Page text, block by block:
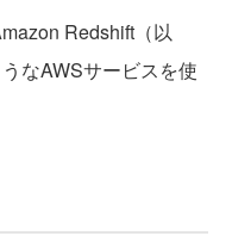
Redshift（以
なAWSサービスを使